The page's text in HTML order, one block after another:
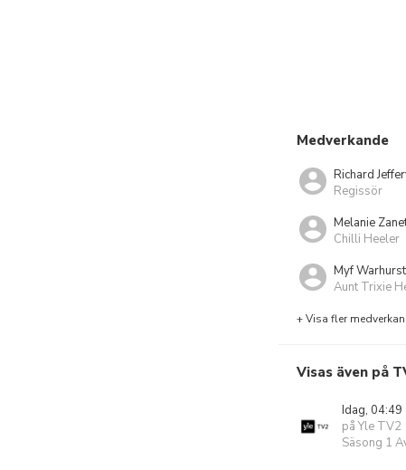
Medverkande
Richard
Regissör
Melanie
Chilli Heeler
Myf Warhurst
Aunt Trixie
+ Visa fler
Visas även på
Idag, 04:49
på Yle TV2
Säsong 1